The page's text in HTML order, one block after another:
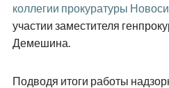
коллегии прокуратуры
участии заместителя
Демешина.
Подводя итоги работы